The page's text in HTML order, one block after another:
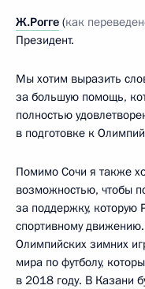
Ж.Рогге (как
Президент.
Мы хотим выразить
за большую помощь,
полностью
в подготовке к
Помимо Сочи я также
возможностью, чтобы
за поддержку, которую
спортивному
Олимпийских зимних
мира по футболу,
в 2018 году. В Казани